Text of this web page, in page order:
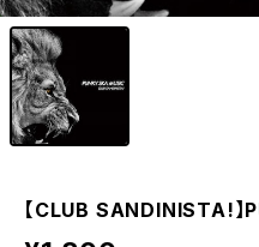
【CLUB SANDINISTA!